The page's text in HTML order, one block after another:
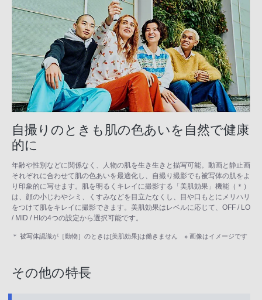
自撮りのときも肌の色あいを自然で健康
的に
年齢や性別などに関係なく、人物の肌を生き生きと描写可能。動画と静止画
それぞれに合わせて肌の色あいを最適化し、自撮り撮影でも被写体の肌をよ
り印象的に写せます。肌を明るくキレイに撮影する「美肌効果」機能（＊）
は、顔の小じわやシミ、くすみなどを目立たなくし、目や口もとにメリハリ
をつけて肌をキレイに撮影できます。美肌効果はレベルに応じて、OFF / LO
/ MID / HIの4つの設定から選択可能です。
＊ 被写体認識が［動物］のときは[美肌効果]は働きません ※ 画像はイメージです
その他の特長